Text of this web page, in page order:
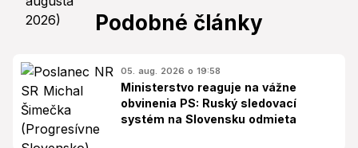
Podobné články
05. aug. 2026 o 19:58
Ministerstvo reaguje na vážne
obvinenia PS: Ruský sledovací
systém na Slovensku odmieta